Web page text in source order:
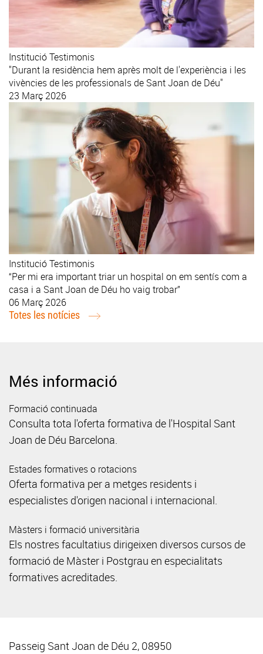
InstitucióTestimonis
"Durant la residència hem après molt de l'experiència i les
vivències de les professionals de Sant Joan de Déu"
23 Març 2026
InstitucióTestimonis
“Per mi era important triar un hospital on em sentís com a
casa i a Sant Joan de Déu ho vaig trobar”
06 Març 2026
Totes les notícies
Més informació
Formació continuada
Consulta tota l'oferta formativa de l'Hospital Sant
Joan de Déu Barcelona.
Estades formatives o rotacions
Oferta formativa per a metges residents i
especialistes d'origen nacional i internacional.
Màsters i formació universitària
Els nostres facultatius dirigeixen diversos cursos de
formació de Màster i Postgrau en especialitats
formatives acreditades.
Passeig Sant Joan de Déu 2, 08950